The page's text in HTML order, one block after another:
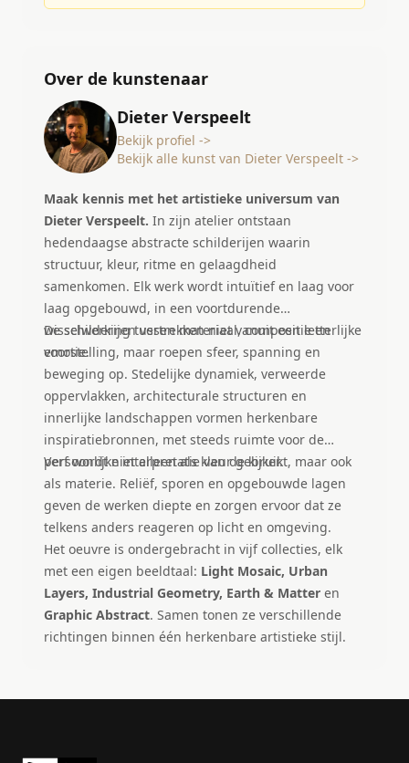
Over de kunstenaar
Dieter Verspeelt
Bekijk profiel ->
Bekijk alle kunst van Dieter Verspeelt ->
Maak kennis met het artistieke universum van
Dieter Verspeelt. In zijn atelier ontstaan
hedendaagse abstracte schilderijen waarin
structuur, kleur, ritme en gelaagdheid
samenkomen. Elk werk wordt intuïtief en laag voor
laag opgebouwd, in een voortdurende
wisselwerking tussen materiaal, compositie en
emotie.
De schilderijen vertrekken niet vanuit een letterlijke
voorstelling, maar roepen sfeer, spanning en
beweging op. Stedelijke dynamiek, verweerde
oppervlakken, architecturale structuren en
innerlijke landschappen vormen herkenbare
inspiratiebronnen, met steeds ruimte voor de
persoonlijke interpretatie van de kijker.
Verf wordt niet alleen als kleur gebruikt, maar ook
als materie. Reliëf, sporen en opgebouwde lagen
geven de werken diepte en zorgen ervoor dat ze
telkens anders reageren op licht en omgeving.
Het oeuvre is ondergebracht in vijf collecties, elk
met een eigen beeldtaal: Light Mosaic, Urban
Layers, Industrial Geometry, Earth & Matter en
Graphic Abstract. Samen tonen ze verschillende
richtingen binnen één herkenbare artistieke stijl.